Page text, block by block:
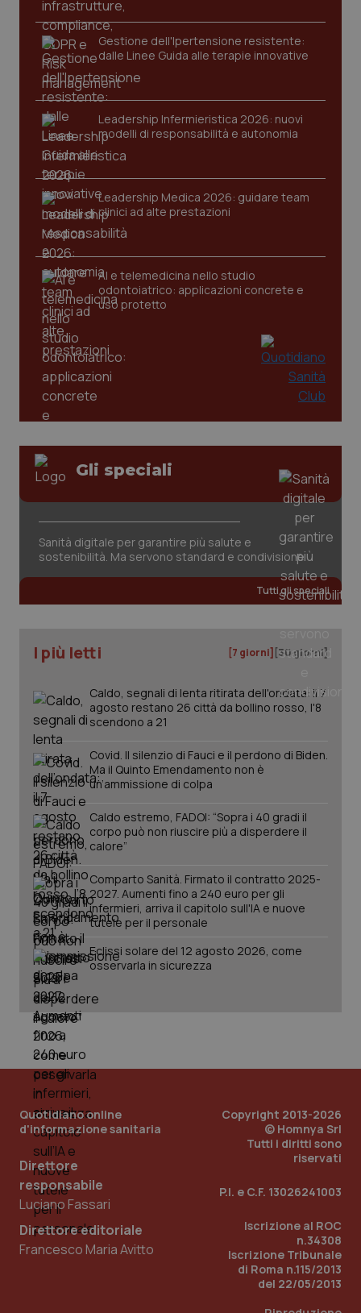
Gestione dell'Ipertensione resistente:
dalle Linee Guida alle terapie innovative
Leadership Infermieristica 2026: nuovi
modelli di responsabilità e autonomia
Leadership Medica 2026: guidare team
clinici ad alte prestazioni
AI e telemedicina nello studio
odontoiatrico: applicazioni concrete e
uso protetto
Gli speciali
Sanità digitale per garantire più salute e
sostenibilità. Ma servono standard e condivisione
Tutti gli speciali
I più letti [7 giorni] [30 giorni]
Caldo, segnali di lenta ritirata dell'ondata: il 7
agosto restano 26 città da bollino rosso, l'8
scendono a 21
Covid. Il silenzio di Fauci e il perdono di Biden.
Ma il Quinto Emendamento non è
un’ammissione di colpa
Caldo estremo, FADOI: “Sopra i 40 gradi il
corpo può non riuscire più a disperdere il
calore”
Comparto Sanità. Firmato il contratto 2025-
2027. Aumenti fino a 240 euro per gli
infermieri, arriva il capitolo sull'IA e nuove
tutele per il personale
Eclissi solare del 12 agosto 2026, come
osservarla in sicurezza
Quotidiano online
d'informazione sanitaria
Direttore
responsabile
Luciano Fassari
Direttore editoriale
Francesco Maria Avitto
Copyright 2013-2026
© Homnya Srl
Tutti i diritti sono
riservati
P.I. e C.F. 13026241003
Iscrizione al ROC
n.34308
Iscrizione Tribunale
di Roma n.115/2013
del 22/05/2013
CookieScriptConsent
tracking-sites-ironfish-
tracking-enable
www.quotidianosanita.it
session-id
www.quotidianosanita.it
.quotidianosanita.it
PHPSESSID
www.quotidianosanita.it
.quotidianosanita.it
1